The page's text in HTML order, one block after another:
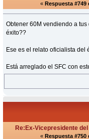
« Respuesta #749
Obtener 60M vendiendo a
éxito??
Ese es el relato oficialista del
Está arreglado el SFC con
Re:Ex-Vicepresidente
« Respuesta #750